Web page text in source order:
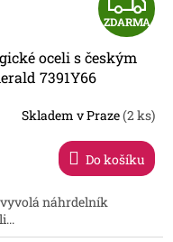
D
R
ZDARMA
oceli s českým
7391Y66
Skladem v Praze(2 ks)
Do košíku
náhrdelník